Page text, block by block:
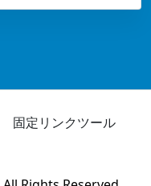
固定リンクツール